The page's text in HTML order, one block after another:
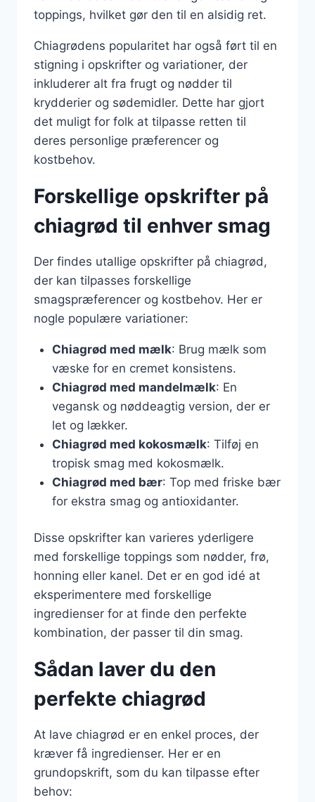
toppings, hvilket gør den til en alsidig ret.
Chiagrødens popularitet har også ført til en
stigning i opskrifter og variationer, der
inkluderer alt fra frugt og nødder til
krydderier og sødemidler. Dette har gjort
det muligt for folk at tilpasse retten til
deres personlige præferencer og
kostbehov.
Forskellige opskrifter på
chiagrød til enhver smag
Der findes utallige opskrifter på chiagrød,
der kan tilpasses forskellige
smagspræferencer og kostbehov. Her er
nogle populære variationer:
Chiagrød med mælk: Brug mælk som
væske for en cremet konsistens.
Chiagrød med mandelmælk: En
vegansk og nøddeagtig version, der er
let og lækker.
Chiagrød med kokosmælk: Tilføj en
tropisk smag med kokosmælk.
Chiagrød med bær: Top med friske bær
for ekstra smag og antioxidanter.
Disse opskrifter kan varieres yderligere
med forskellige toppings som nødder, frø,
honning eller kanel. Det er en god idé at
eksperimentere med forskellige
ingredienser for at finde den perfekte
kombination, der passer til din smag.
Sådan laver du den
perfekte chiagrød
At lave chiagrød er en enkel proces, der
kræver få ingredienser. Her er en
grundopskrift, som du kan tilpasse efter
behov: